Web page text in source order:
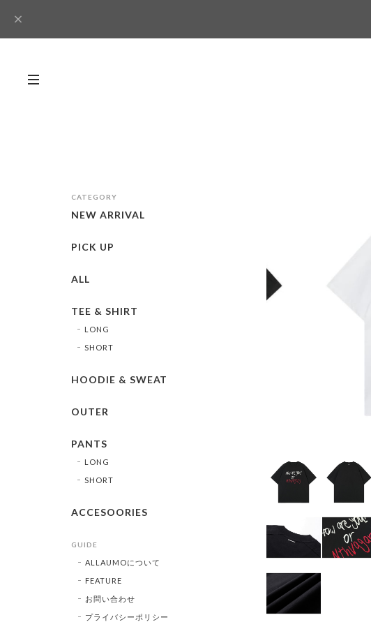
CATEGORY
NEW ARRIVAL
PICK UP
ALL
TEE & SHIRT
LONG
SHORT
HOODIE & SWEAT
OUTER
PANTS
LONG
SHORT
ACCESOORIES
GUIDE
ALLAUMOについて
FEATURE
お問い合わせ
プライバシーポリシー